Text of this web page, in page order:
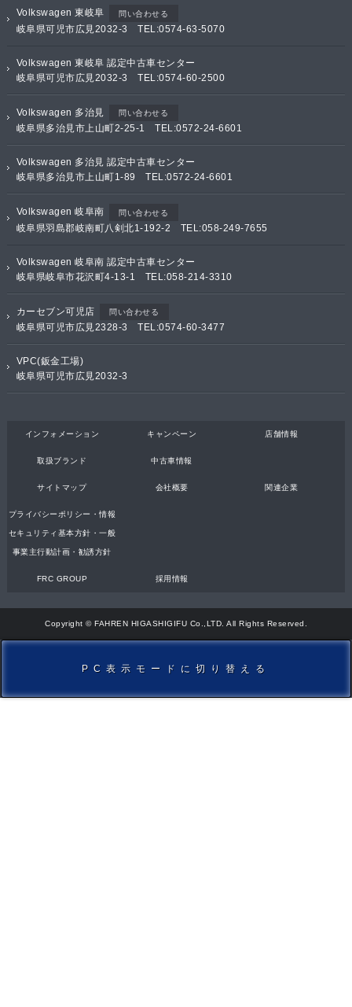
Volkswagen 東岐阜 問い合わせる
岐阜県可児市広見2032-3 TEL:0574-63-5070
Volkswagen 東岐阜 認定中古車センター
岐阜県可児市広見2032-3 TEL:0574-60-2500
Volkswagen 多治見 問い合わせる
岐阜県多治見市上山町2-25-1 TEL:0572-24-6601
Volkswagen 多治見 認定中古車センター
岐阜県多治見市上山町1-89 TEL:0572-24-6601
Volkswagen 岐阜南 問い合わせる
岐阜県羽島郡岐南町八剣北1-192-2 TEL:058-249-7655
Volkswagen 岐阜南 認定中古車センター
岐阜県岐阜市花沢町4-13-1 TEL:058-214-3310
カーセブン可児店 問い合わせる
岐阜県可児市広見2328-3 TEL:0574-60-3477
VPC(鈑金工場)
岐阜県可児市広見2032-3
インフォメーション キャンペーン 店舗情報
取扱ブランド 中古車情報
サイトマップ 会社概要 関連企業
プライバシーポリシー・情報
セキュリティ基本方針・一般
事業主行動計画・勧誘方針
FRC GROUP 採用情報
Copyright © FAHREN HIGASHIGIFU Co.,LTD. All Rights Reserved.
PC表示モードに切り替える